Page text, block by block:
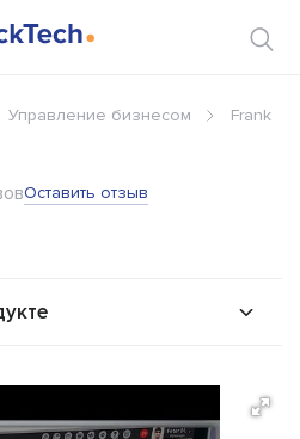
Управление бизнесом Frank
Оставить отзыв